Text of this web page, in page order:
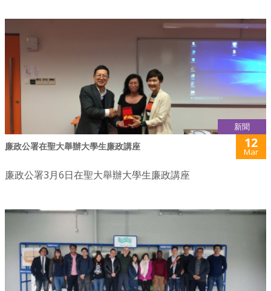
新聞
廉政公署在聖大舉辦大學生廉政講座 12
Mar
廉政公署3月6日在聖大舉辦大學生廉政講座